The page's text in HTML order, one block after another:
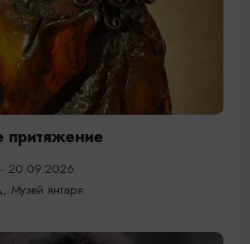
притяжение
20.09.2026
Музей янтаря